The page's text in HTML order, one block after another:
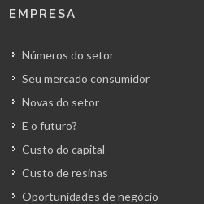
EMPRESA
Números do setor
Seu mercado consumidor
Novas do setor
E o futuro?
Custo do capital
Custo de resinas
Oportunidades de negócio